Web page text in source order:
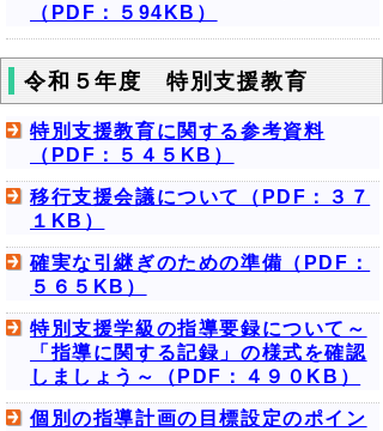
（PDF：５94KB）
令和５年度 特別支援教育
特別支援教育に関する参考資料
（PDF：５４５KB）
移行支援会議について（PDF：３７
１KB）
確実な引継ぎのための準備（PDF：
５６５KB）
特別支援学級の指導要録について～
「指導に関する記録」の様式を確認
しましょう～（PDF：４９０KB）
個別の指導計画の目標設定のポイン